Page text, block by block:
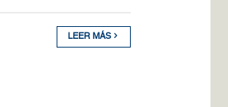
LEER MÁS